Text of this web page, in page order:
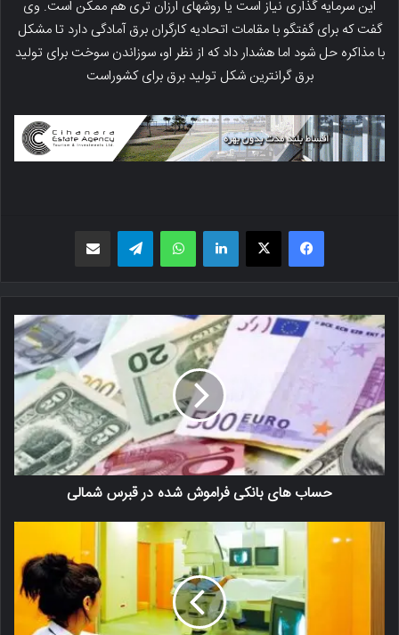
این سرمایه گذاری نیاز است یا روشهای ارزان تری هم ممکن است. وی
گفت که برای گفتگو با مقامات اتحادیه کارگران برق آمادگی دارد تا مشکل
با مذاکره حل شود اما هشدار داد که از نظر او، سوزاندن سوخت برای تولید
برق گرانترین شکل تولید برق برای کشوراست
فیسبوک X لینکدین واتس اپ
حساب های بانکی فراموش شده در قبرس شمالی